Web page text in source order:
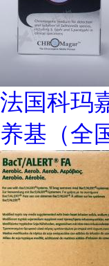
法国科玛
养基（全